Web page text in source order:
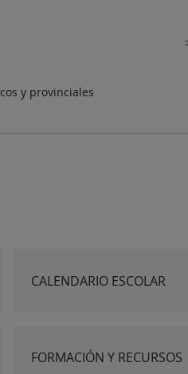
y provinciales
CALENDARIO ESCOLAR
FORMACIÓN Y RECURSOS